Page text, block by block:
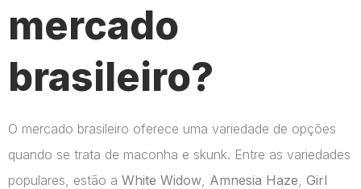
mercado
brasileiro?
O mercado brasileiro oferece uma variedade de opções
quando se trata de maconha e skunk. Entre as variedades
populares, estão a White Widow Amnesia Haze Girl